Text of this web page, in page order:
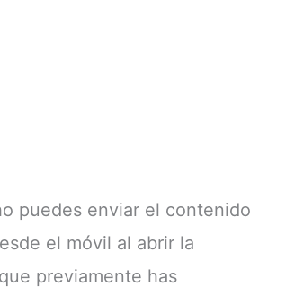
puedes enviar el contenido
el móvil al abrir la
previamente has